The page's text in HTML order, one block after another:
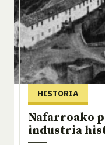
HISTORIA
Nafarroako
industria